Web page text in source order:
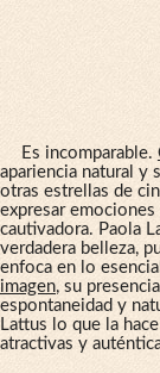
Es incomparable.
apariencia natural y
otras estrellas de
expresar emociones
cautivadora. Paola
verdadera belleza,
enfoca en lo
imagen, su
espontaneidad y
Lattus lo que la
atractivas y